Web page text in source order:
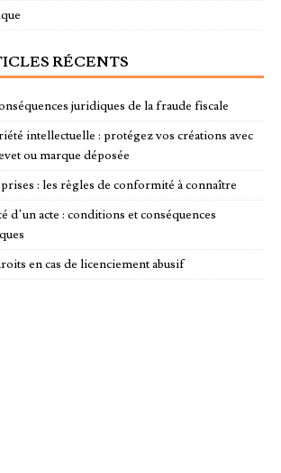
RÉCENTS
juridiques de la fraude fiscale
intellectuelle : protégez vos créations avec
ou marque déposée
: les règles de conformité à connaître
d’un acte : conditions et conséquences
en cas de licenciement abusif